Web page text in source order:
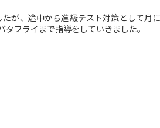
が、途中から進級テスト対策として月
フライまで指導をしていきました。